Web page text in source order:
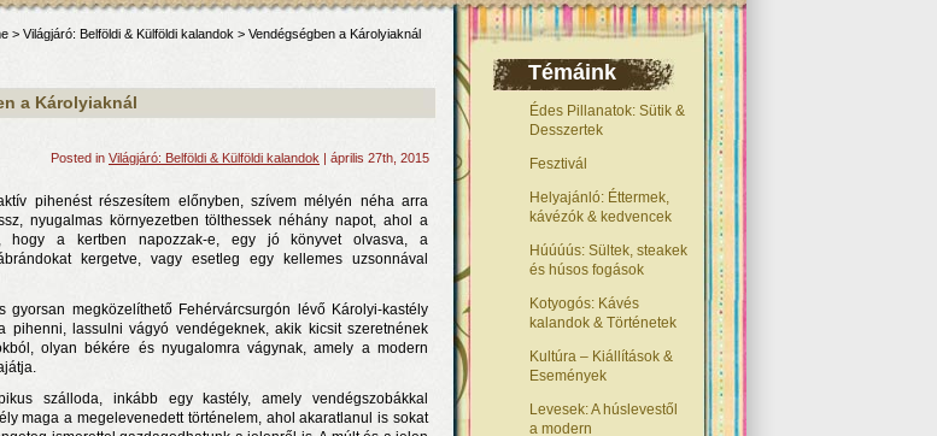
Témáink
Édes Pillanatok: Sütik &
Desszertek
Fesztivál
Helyajánló: Éttermek,
kávézók & kedvencek
Húúúús: Sültek, steakek
és húsos fogások
Kotyogós: Kávés
kalandok & Történetek
Kultúra – Kiállítások &
Események
Levesek: A húslevestől
a modern
> Világjáró: Belföldi & Külföldi kalandok > Vendégségben a Károlyiaknál
a Károlyiaknál
Posted in Világjáró: Belföldi & Külföldi kalandok | április 27th, 2015
pihenést részesítem előnyben, szívem mélyén néha arra
nyugalmas környezetben tölthessek néhány napot, ahol a
hogy a kertben napozzak-e, egy jó könyvet olvasva, a
kergetve, vagy esetleg egy kellemes uzsonnával
gyorsan megközelíthető Fehérvárcsurgón lévő Károlyi-kastély
pihenni, lassulni vágyó vendégeknek, akik kicsit szeretnének
olyan békére és nyugalomra vágynak, amely a modern
szálloda, inkább egy kastély, amely vendégszobákkal
maga a megelevenedett történelem, ahol akaratlanul is sokat